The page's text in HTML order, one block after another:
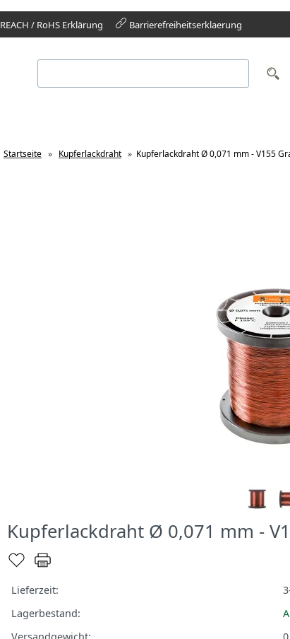
REACH / RoHS Erklärung Barrierefreiheitserklaerung
Startseite » Kupferlackdraht » Kupferlackdraht Ø 0,071 mm - V155
Kupferlackdraht Ø 0,071 mm -
Lieferzeit:
Lagerbestand: